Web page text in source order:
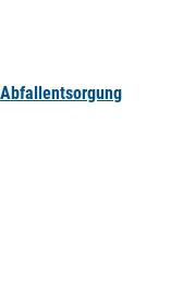
Abfallentsorgung